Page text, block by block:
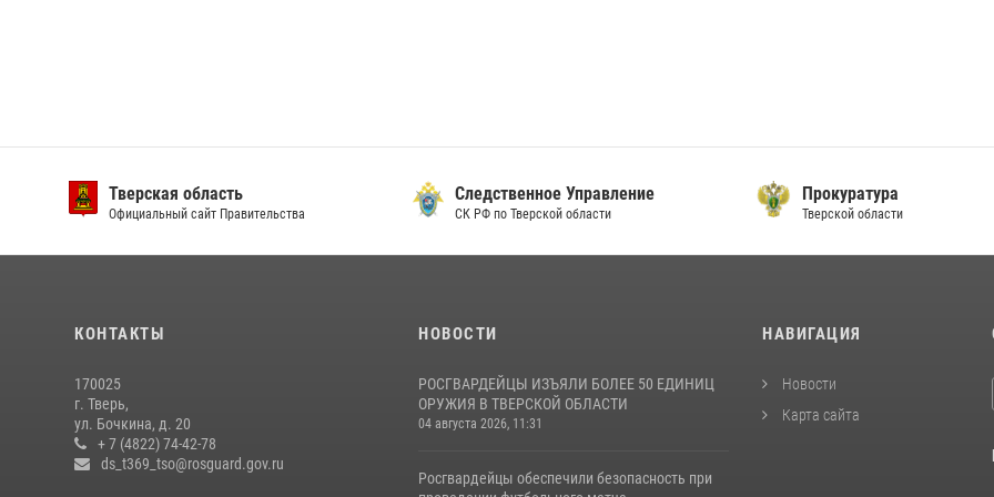
Тверская область
Официальный сайт Правительства
Следственное Управление
СК РФ по Тверской области
Прокуратура
Тверской области
КОНТАКТЫ
170025
г. Тверь,
ул. Бочкина, д. 20
+ 7 (4822) 74-42-78
ds_t369_tso@rosguard.gov.ru
НОВОСТИ
РОСГВАРДЕЙЦЫ ИЗЪЯЛИ БОЛЕЕ 50 ЕДИНИЦ
ОРУЖИЯ В ТВЕРСКОЙ ОБЛАСТИ
04 августа 2026, 11:31
Росгвардейцы обеспечили безопасность при
НАВИГАЦИЯ
Новости
Карта сайта